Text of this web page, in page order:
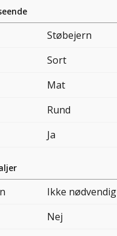
Støbejern
Sort
Mat
Rund
Ja
Ikke nødvendig
Nej